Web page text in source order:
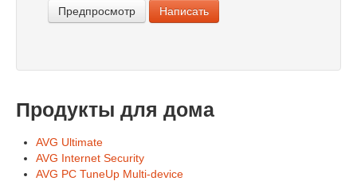
Продукты для дома
AVG Ultimate
AVG Internet Security
AVG PC TuneUp Multi-device